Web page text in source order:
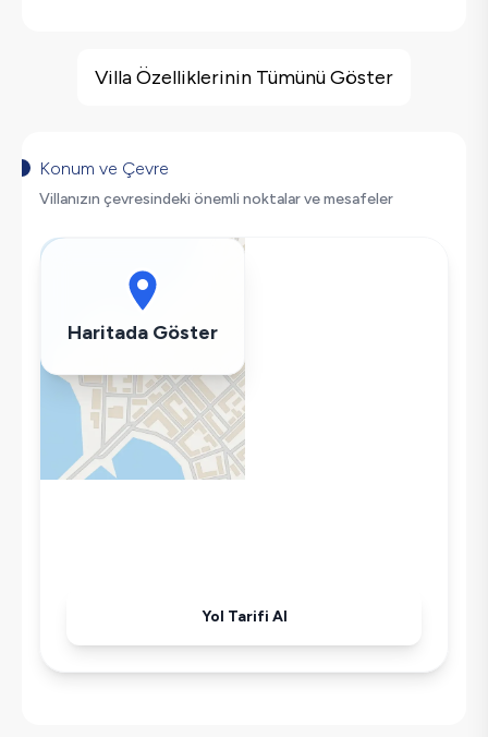
Barbekü
Bulaşık Makinesi
Çamaşır Makinesi
Klima
Wifi / İnternet
Kettle
Korunaklı Havuz
Havuz-Bahçe Bakımı
Villa Özelliklerinin Tümünü Göster
Konum ve Çevre
Villanızın çevresindeki önemli noktalar ve mesafeler
Haritada Göster
Yol Tarifi Al